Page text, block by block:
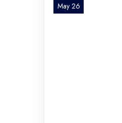
May 26